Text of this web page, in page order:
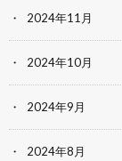
2024年11月
2024年10月
2024年9月
2024年8月